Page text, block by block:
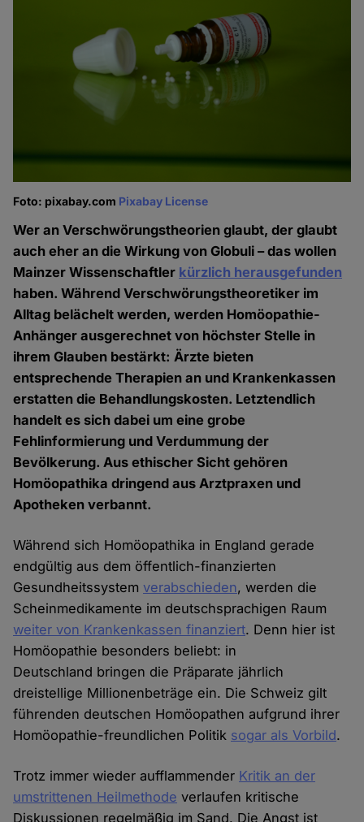
Foto: pixabay.com Pixabay License
Wer an Verschwörungstheorien glaubt, der glaubt
auch eher an die Wirkung von Globuli – das wollen
Mainzer Wissenschaftler kürzlich herausgefunden
haben. Während Verschwörungstheoretiker im
Alltag belächelt werden, werden Homöopathie-
Anhänger ausgerechnet von höchster Stelle in
ihrem Glauben bestärkt: Ärzte bieten
entsprechende Therapien an und Krankenkassen
erstatten die Behandlungskosten. Letztendlich
handelt es sich dabei um eine grobe
Fehlinformierung und Verdummung der
Bevölkerung. Aus ethischer Sicht gehören
Homöopathika dringend aus Arztpraxen und
Apotheken verbannt.
Während sich Homöopathika in England gerade
endgültig aus dem öffentlich-finanzierten
Gesundheitssystemverabschieden, werden die
Scheinmedikamente im deutschsprachigen Raum
weiter von Krankenkassen finanziert. Denn hier ist
Homöopathie besonders beliebt: in
Deutschland bringen die Präparate jährlich
dreistellige Millionenbeträge ein. Die Schweiz gilt
führenden deutschen Homöopathen aufgrund ihrer
Homöopathie-freundlichen Politik sogar als Vorbild.
Trotz immer wieder aufflammender Kritik an der
umstrittenen Heilmethode verlaufen kritische
Diskussionen regelmäßig im Sand. Die Angst ist